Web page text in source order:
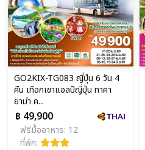
GO2KIX-TG083 ญี่ปุ่น 6 วัน 4
คืน เทือกเขาแอลป์ญี่ปุ่น ทาคา
ยาม่า ค...
฿ 49,900
ฟรีมื้ออาหาร: 12
ที่พัก: